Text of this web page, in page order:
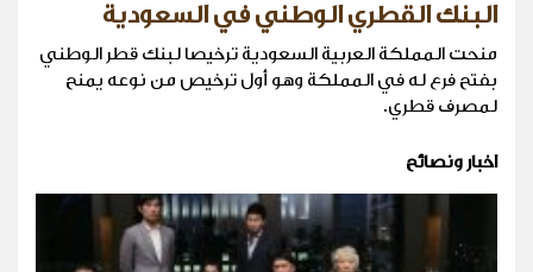
البنك القطري الوطني في السعودية
منحت المملكة العربية السعودية ترخيصا لبنك قطر الوطني
بفتح فرع له في المملكة وهو أول ترخيص من نوعه يمنح
لمصرف قطري.
اخبار ونصائح